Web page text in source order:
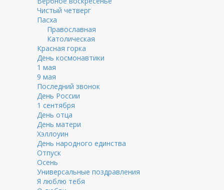
Чистый четверг
Пасха
Православная
Католическая
Красная горка
День космонавтики
1 мая
9 мая
Последний звонок
День России
1 сентября
День отца
День матери
Хэллоуин
День народного единства
Отпуск
Осень
Универсальные поздравления
Я люблю тебя